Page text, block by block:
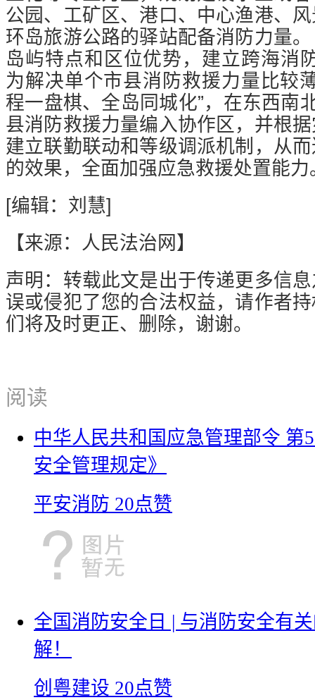
公园、工矿区、港口、中心渔港、
环岛旅游公路的驿站配备消防力量
岛屿特点和区位优势，建立跨海消
为解决单个市县消防救援力量比较
程一盘棋、全岛同城化”，在东西南
县消防救援力量编入协作区，并根
建立联勤联动和等级调派机制，从
的效果，全面加强应急救援处置能力
[编辑：刘慧]
【来源：人民法治网】
声明：转载此文是出于传递更多信
误或侵犯了您的合法权益，请作者
们将及时更正、删除，谢谢。
阅读
中华人民共和国应急管理部令 第
安全管理规定》
平安消防 20点赞
全国消防安全日 | 与消防安全有
解！
创粤建设 20点赞